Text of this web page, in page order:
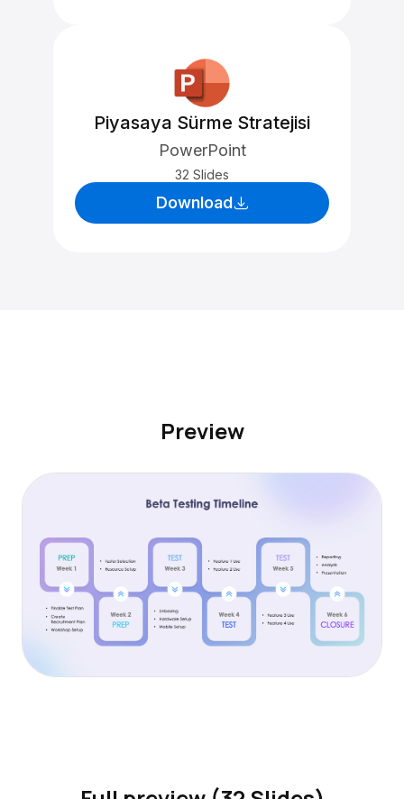
Piyasaya Sürme Stratejisi
PowerPoint
32 Slides
Download
Preview